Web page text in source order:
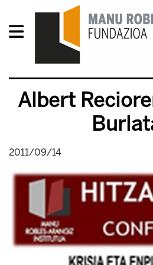
Albert
2011/09/14